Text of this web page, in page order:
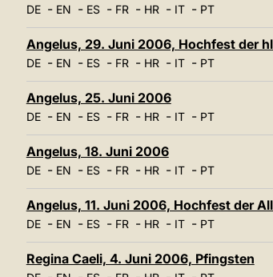
DE- EN - ES- FR- HR- IT- PT
Angelus, 29. Juni 2006, Hochfest der
DE- EN - ES- FR- HR- IT- PT
Angelus, 25. Juni 2006
DE- EN - ES- FR- HR- IT- PT
Angelus, 18. Juni 2006
DE- EN - ES- FR- HR- IT- PT
Angelus, 11. Juni 2006, Hochfest der
DE- EN - ES- FR- HR- IT- PT
Regina Caeli, 4. Juni 2006, Pfingsten